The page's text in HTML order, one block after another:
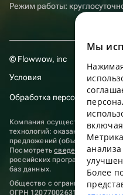
Режим работы:
© Flowwow, inc
Условия
Обработка персональных
Компания осуществляет
технологий: оказание услуг в
предложений (объявлений)
Посмотретьсведения о
российских программ для
баз данных.
Общество с ограниченной
ОГРН 1207700263198, ИНН
Мы
Более